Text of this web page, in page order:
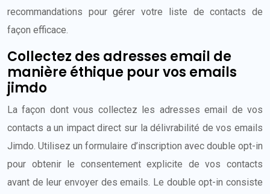
recommandations pour gérer votre liste de contacts de
façon efficace.
Collectez des adresses email de
manière éthique pour vos emails
jimdo
La façon dont vous collectez les adresses email de vos
contacts a un impact direct sur la délivrabilité de vos emails
Jimdo. Utilisez un formulaire d’inscription avec double opt-in
pour obtenir le consentement explicite de vos contacts
avant de leur envoyer des emails. Le double opt-in consiste